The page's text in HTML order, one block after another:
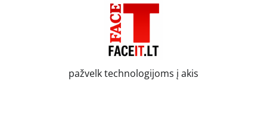
pažvelk technologijoms į akis